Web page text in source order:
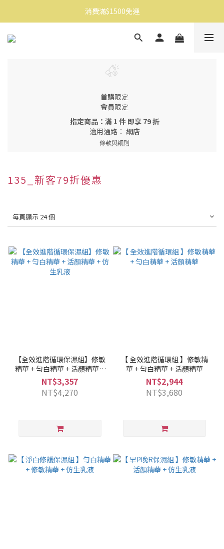
消費滿$1500免運
消費滿$1500免運
註冊會員享$100購物金
首購限定
會員限定
指定商品：滿 1 件 即享 79 折
適用通路： 網店
條款與細則
135_新客79折優惠
每頁顯示 24 個
【全效進階循環保濕組】修敏
精華 + 勻白精華 + 活顏精華 +
仿生乳液
NT$3,357
NT$4,270
【 全效進階循環組 】修敏精
華 + 勻白精華 + 活顏精華
NT$2,944
NT$3,680